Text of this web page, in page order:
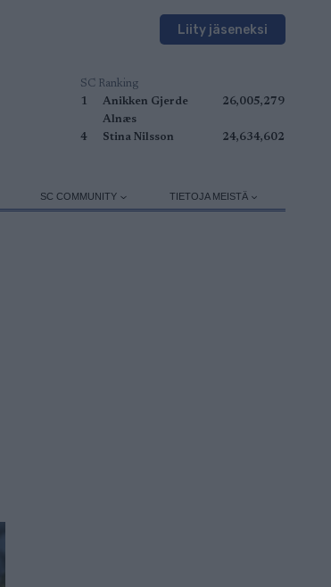
Liity jäseneksi
SC Ranking
1
Anikken Gjerde
Alnæs
26,005,279
5 Johan Hoel 24,504,919
SC COMMUNITY TIETOJA MEISTÄ